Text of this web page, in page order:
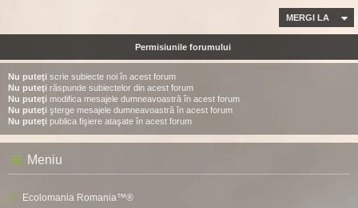
MERGI LA
Permisiunile forumului
Nu puteţi scrie subiecte noi în acest forum
Nu puteţi răspunde subiectelor din acest forum
Nu puteţi modifica mesajele dumneavoastră în acest forum
Nu puteţi şterge mesajele dumneavoastră în acest forum
Nu puteţi publica fişiere ataşate în acest forum
Meniu
Ecolomania Romania™®